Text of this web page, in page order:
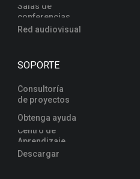
SOPORTE
Consultoría
de proyectos
Descargar
Obtenga ayuda
Centro de
Aprendizaje
Salas de
conferencias
Red audiovisual